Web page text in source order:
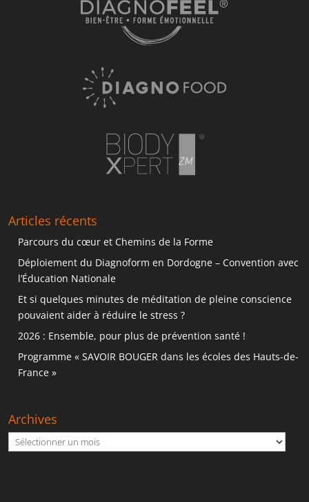
Articles récents
Parcours du cœur et Chemins de la Forme
Déploiement du Diagnoform en Dordogne – Convention avec
l’Éducation Nationale
Et si quelques minutes de méditation de pleine conscience
pouvaient aider à réduire le stress ?
2026 : Ensemble, pour plus de prévention santé !
Programme « SAVOIR BOUGER dans les écoles des Hauts-de-
France »
Archives
Archives